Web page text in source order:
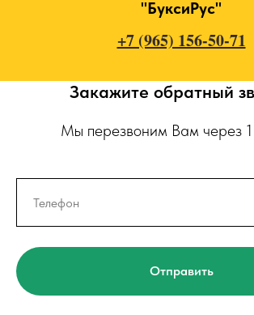
"БуксиРус"
+7 (965) 156-50-71
Закажите обратный
Мы перезвоним Вам через 1
Отправить